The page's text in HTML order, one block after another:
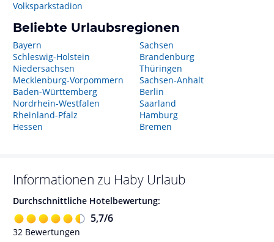
Volksparkstadion
Beliebte Urlaubsregionen
Bayern
Schleswig-Holstein
Niedersachsen
Mecklenburg-Vorpommern
Baden-Württemberg
Nordrhein-Westfalen
Rheinland-Pfalz
Hessen
Sachsen
Brandenburg
Thüringen
Sachsen-Anhalt
Berlin
Saarland
Hamburg
Bremen
Informationen zu Haby Urlaub
Durchschnittliche Hotelbewertung:
5,7/6
32 Bewertungen